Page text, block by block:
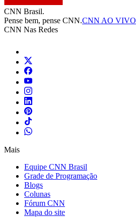
CNN Brasil.
Pense bem, pense CNN.CNN AO VIVO
CNN Nas Redes
Mais
Equipe CNN Brasil
Grade de Programação
Blogs
Colunas
Fórum CNN
Mapa do site